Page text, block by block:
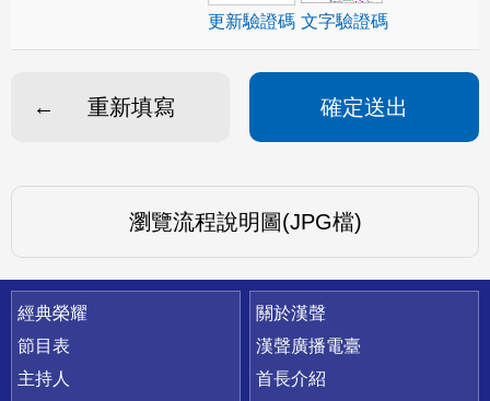
更新驗證碼 文字驗證碼
重新填寫 確定送出
瀏覽流程說明圖(JPG檔)
快速連結
經典榮耀
節目表
主持人
關於漢聲
漢聲廣播電臺
首長介紹